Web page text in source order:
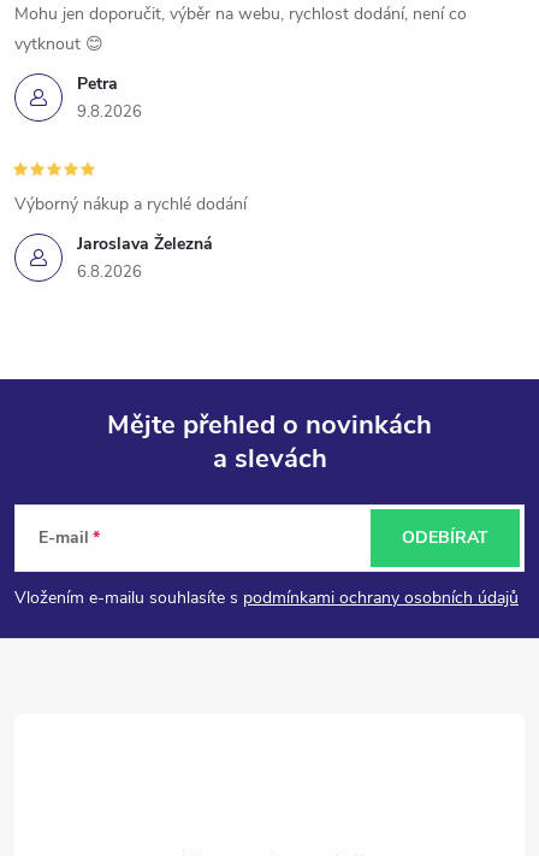
Petra
9.8.2026
Mohu jen doporučit, výběr na webu, rychlost dodání, není co
vytknout 😊
Jaroslava Železná
6.8.2026
Výborný nákup a rychlé dodání
p
a
Mějte přehled o novinkách
a slevách
E-mail
Vložením e-mailu souhlasíte s podmínkami ochrany osobních údajů
ODEBÍRAT